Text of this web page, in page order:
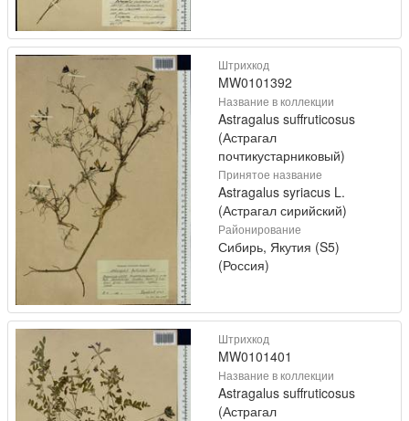
Штрихкод
MW0101392
Название в коллекции
Astragalus suffruticosus
(Астрагал
почтикустарниковый)
Принятое название
Astragalus syriacus L.
(Астрагал сирийский)
Районирование
Сибирь, Якутия (S5)
(Россия)
Штрихкод
MW0101401
Название в коллекции
Astragalus suffruticosus
(Астрагал